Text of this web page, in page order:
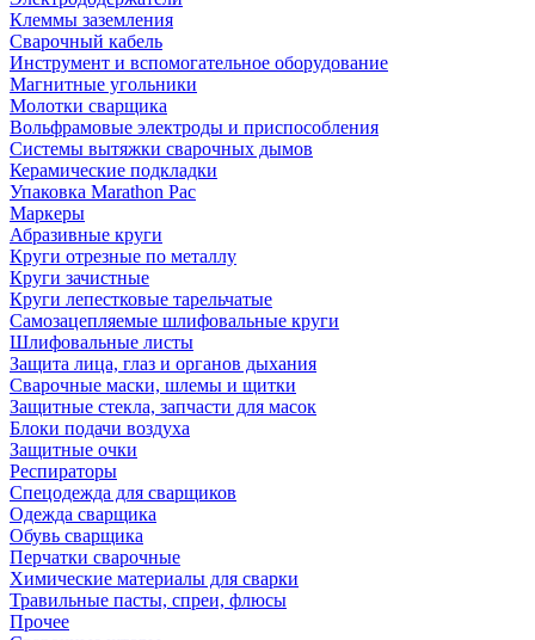
Клеммы заземления
Сварочный кабель
Инструмент и вспомогательное оборудование
Магнитные угольники
Молотки сварщика
Вольфрамовые электроды и приспособления
Системы вытяжки сварочных дымов
Керамические подкладки
Упаковка Marathon Pac
Маркеры
Абразивные круги
Круги отрезные по металлу
Круги зачистные
Круги лепестковые тарельчатые
Самозацепляемые шлифовальные круги
Шлифовальные листы
Защита лица, глаз и органов дыхания
Сварочные маски, шлемы и щитки
Защитные стекла, запчасти для масок
Блоки подачи воздуха
Защитные очки
Респираторы
Спецодежда для сварщиков
Одежда сварщика
Обувь сварщика
Перчатки сварочные
Химические материалы для сварки
Травильные пасты, спреи, флюсы
Прочее